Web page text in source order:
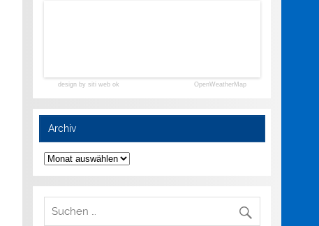
design by siti web ok OpenWeatherMap
Archiv
Archiv